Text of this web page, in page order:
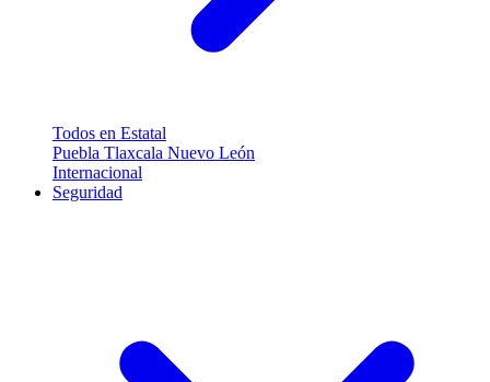
Todos en Estatal
Puebla Tlaxcala Nuevo León
Internacional
Seguridad